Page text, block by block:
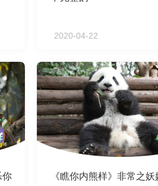
2020-04-22
你
《瞧你内熊样》非常之